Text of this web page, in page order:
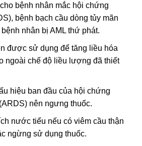
bệnh nhân mắc hội chứng
bệnh bạch cầu dòng tủy mãn
nhân bị AML thứ phát.
được sử dụng để tăng liều hóa
ngoài chế độ liều lượng đã thiết
hiệu ban đầu của hội chứng
nên ngưng thuốc.
nước tiểu nếu có viêm cầu thận
ngừng sử dụng thuốc.